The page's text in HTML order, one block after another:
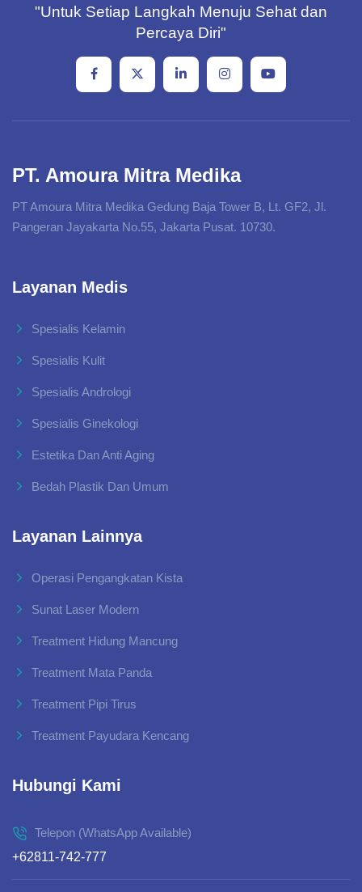
"Untuk Setiap Langkah Menuju Sehat dan
Percaya Diri"
PT. Amoura Mitra Medika
PT Amoura Mitra Medika Gedung Baja Tower B, Lt. GF2, Jl.
Pangeran Jayakarta No.55, Jakarta Pusat. 10730.
Layanan Medis
Spesialis Kelamin
Spesialis Kulit
Spesialis Andrologi
Spesialis Ginekologi
Estetika Dan Anti Aging
Bedah Plastik Dan Umum
Layanan Lainnya
Operasi Pengangkatan Kista
Sunat Laser Modern
Treatment Hidung Mancung
Treatment Mata Panda
Treatment Pipi Tirus
Treatment Payudara Kencang
Hubungi Kami
Telepon (WhatsApp Available)
+62811-742-777